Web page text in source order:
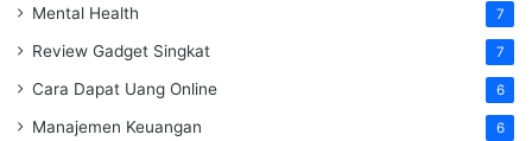
Mental Health 7
Review Gadget Singkat 7
Cara Dapat Uang Online 6
Manajemen Keuangan 6